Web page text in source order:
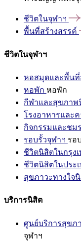
ชีวิตในจุฬาฯ
พื้นที่สร้างสรรค์
ชีวิตในจุฬาฯ
หอสมุดและพื้นที่
หอพัก หอพัก
กีฬาและสุขภาพ
โรงอาหารและค
กิจกรรมและชม
รอบรั้วจุฬาฯ รอ
ชีวิตนิสิตในกรุง
ชีวิตนิสิตในประ
สุขภาวะทางใจ
บริการนิสิต
ศูนย์บริการสุขภ
จุฬาฯ